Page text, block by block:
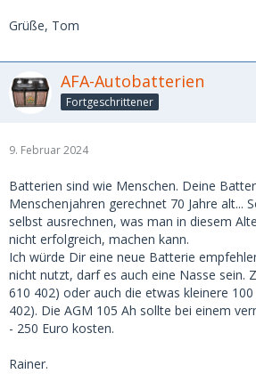
Grüße, Tom
AFA-Autobatterien
Fortgeschrittener
9. Februar 2024
Batterien sind wie Menschen. Deine
Menschenjahren gerechnet 70 Jahre alt...
selbst ausrechnen, was man in diesem
nicht erfolgreich, machen kann.
Ich würde Dir eine neue Batterie
nicht nutzt, darf es auch eine Nasse sein.
610 402) oder auch die etwas kleinere
402). Die AGM 105 Ah sollte bei einem
- 250 Euro kosten.
Rainer.